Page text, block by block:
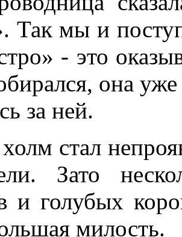
Так мы и
- это
она
за ней.
стал
Зато
и голубых
милость.